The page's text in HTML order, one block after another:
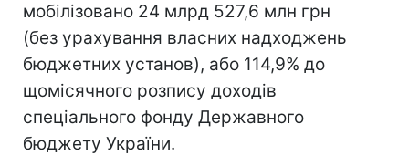
мобілізовано 24 млрд 527,6 млн грн
(без урахування власних надходжень
бюджетних установ), або 114,9% до
щомісячного розпису доходів
спеціального фонду Державного
бюджету України.